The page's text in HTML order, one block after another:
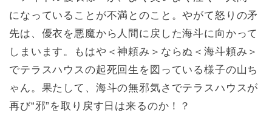
になっていることが不満とのこと。やがて怒りの矛
先は、優衣を悪魔から人間に戻した海斗に向かって
しまいます。もはや＜神頼み＞ならぬ＜海斗頼み＞
でテラスハウスの起死回生を図っている様子の山ち
ゃん。果たして、海斗の無邪気さでテラスハウスが
再び“邪”を取り戻す日は来るのか！？